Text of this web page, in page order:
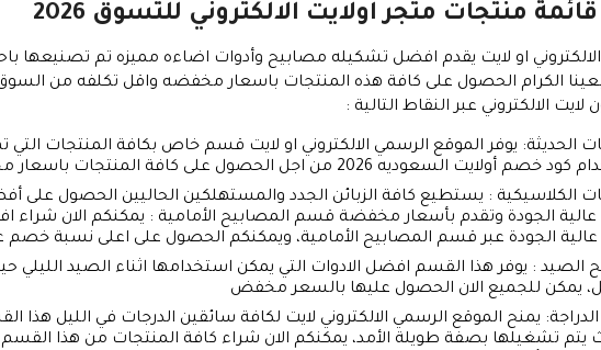
منتجات متجر اولايت الالكتروني للتسوق 2026
او لايت يقدم افضل تشكيله مصابيح وأدوات اضاءه مميزه تم تصنيعها
الكرام الحصول على كافة هذه المنتجات باسعار مخفضه واقل تكلفه من السوق
الالكتروني عبر النقاط التالية :
الحديثة: يوفر الموقع الرسمي الالكتروني او لايت قسم خاص بكافة المنتجات التي
السعوديه 2026 من اجل الحصول على كافة المنتجات باسعار مخفضه باقل تكلفه .
الكلاسيكية : يستطيع كافة الزبائن الجدد والمستهلكين الحاليين الحصول على
الجودة وتقدم بأسعار مخفضة قسم المصابيح الأمامية : يمكنكم الان شراء
عالية الجودة عبر قسم المصابيح الأمامية، ويمكنكم الحصول على اعلى نسبة خصم
الصيد : يوفر هذا القسم افضل الادوات التي يمكن استخدامها اثناء الصيد الليلي
يمكن للجميع الان الحصول عليها بالسعر مخفض
: يمنح الموقع الرسمي الالكتروني لايت لكافة سائقين الدرجات في الليل هذا
يتم تشغيلها بصفة طويلة الأمد، يمكنكم الان شراء كافة المنتجات من هذا